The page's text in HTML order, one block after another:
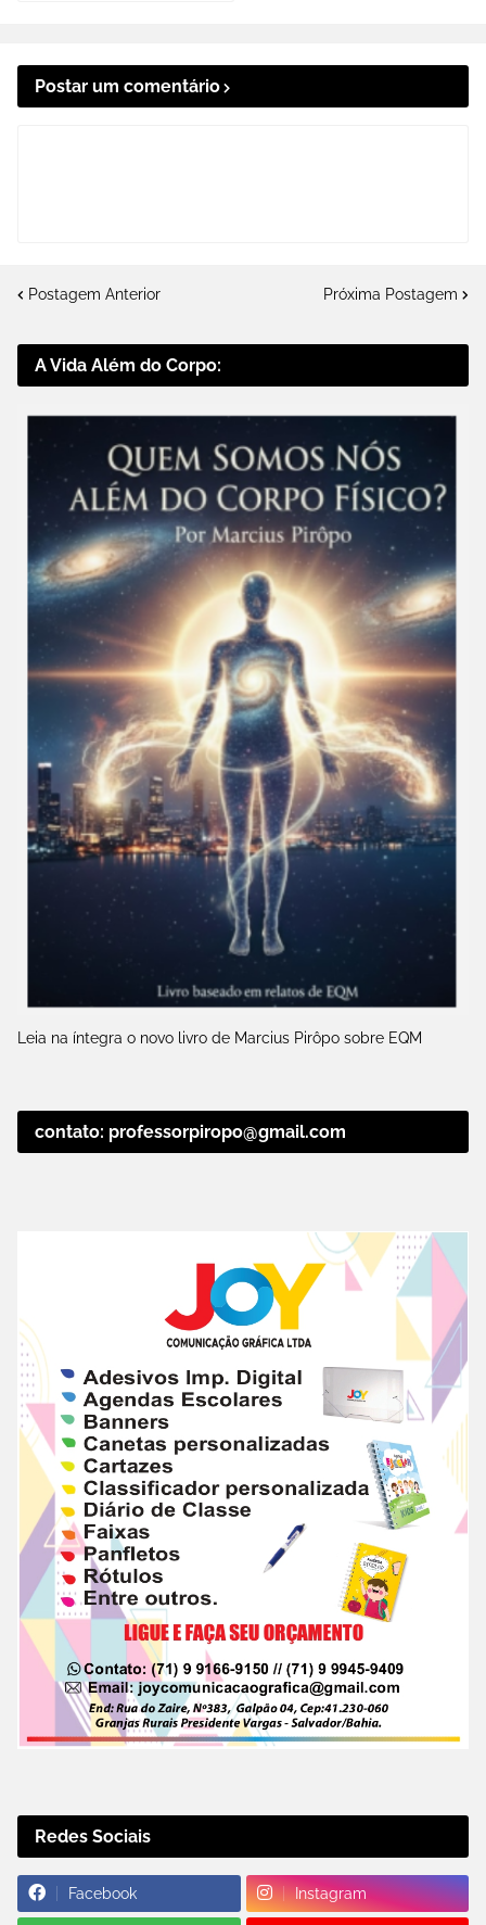
Postar um comentário
Postagem Anterior Próxima Postagem
A Vida Além do Corpo:
Leia na íntegra o novo livro de Marcius Pirôpo sobre EQM
contato: professorpiropo@gmail.com
Redes Sociais
Facebook Instagram